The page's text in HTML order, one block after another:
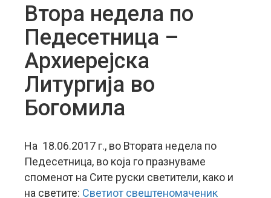
Втора недела по
Педесетница –
Архиерејска
Литургија во
Богомила
На 18.06.2017 г., во Втората недела по
Педесетница, во која го празнуваме
споменот на Сите руски светители, како и
на светите: Светиот свештеномаченик